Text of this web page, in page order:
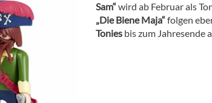
Sam“wird ab Februar als
„Die Biene Maja“folgen
Tonies bis zum Jahresende